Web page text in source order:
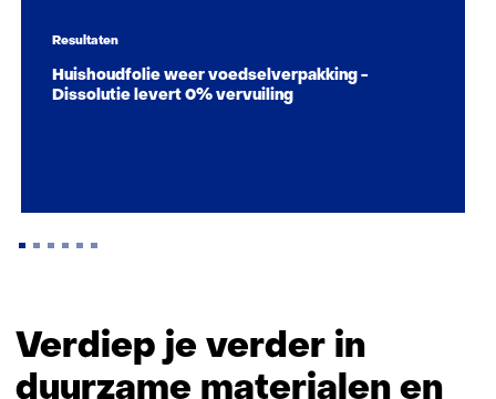
Resultaten
Huishoudfolie weer voedselverpakking -
Dissolutie levert 0% vervuiling
naar
navigatie
(Zo
Verdiep je verder in
duurzame materialen en